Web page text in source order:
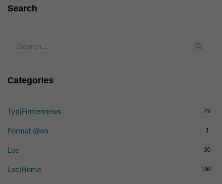
Search
Categories
Typ|Firmennews 79
Format @en 1
Loc 30
Loc|Home 190